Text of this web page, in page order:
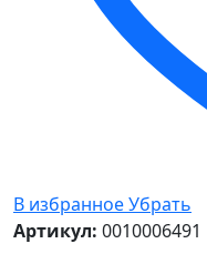
В избранноеУбрать
Артикул: 0010006491